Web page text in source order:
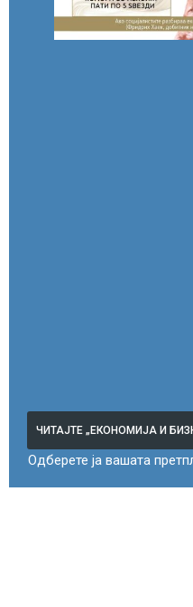
ЧИТАЈТЕ „ЕКОНОМИЈА И
Одберете ја вашата